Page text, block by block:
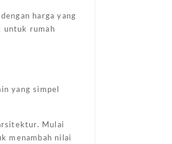
harga yang
untuk rumah
yang simpel
Mulai
menambah nilai